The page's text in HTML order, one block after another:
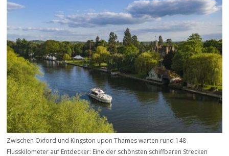
Zwischen Oxford und Kingston upon Thames warten rund 148
Flusskilometer auf Entdecker: Eine der schönsten schiffbaren Strecken